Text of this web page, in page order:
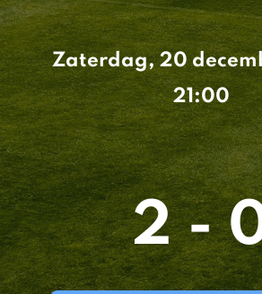
Zaterdag, 20
21:00
2 -